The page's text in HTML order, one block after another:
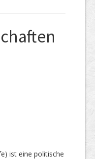
ist eine politische